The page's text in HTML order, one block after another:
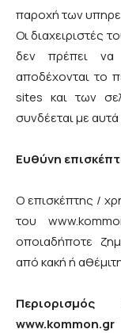
παροχή των
Οι διαχειριστές
δεν πρέπει να
αποδέχονται το
sites και των
συνδέεται με
Ευθύνη
Ο επισκέπτης /
του
οποιαδήποτε
από κακή ή
www.kommon.gr